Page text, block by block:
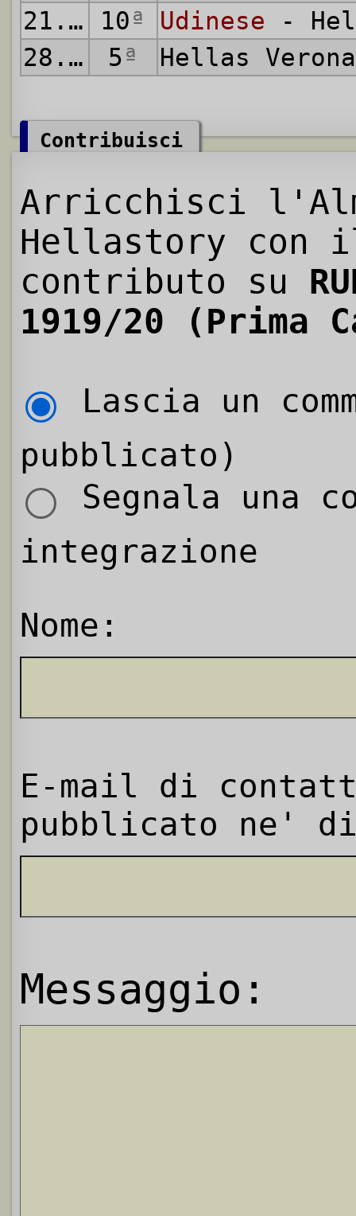
21.12.1919
10ª Udinese -
28.12.1919
5ª Hellas
Contribuisci
Arricchisci
Hellastory con
contributo su
1919/20 (Prima
Lascia un
pubblicato)
Segnala una
integrazione
Nome:
E-mail di
pubblicato ne'
Messaggio: